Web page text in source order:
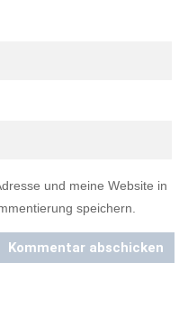
und meine Website in
speichern.
Kommentar abschicken